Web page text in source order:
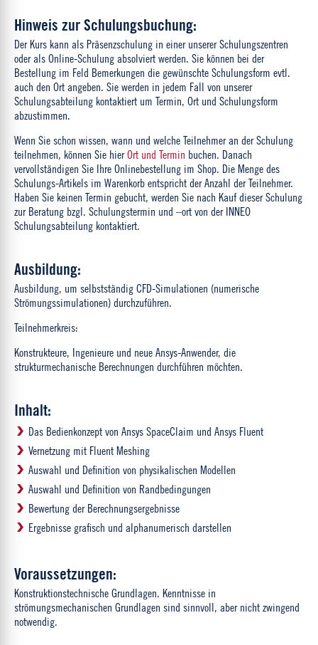
Hinweis zur Schulungsbuchung:
Der Kurs kann als Präsenzschulung in einer unserer Schulungszentren
oder als Online-Schulung absolviert werden. Sie können bei der
Bestellung im Feld Bemerkungen die gewünschte Schulungsform evtl.
auch den Ort angeben. Sie werden in jedem Fall von unserer
Schulungsabteilung kontaktiert um Termin, Ort und Schulungsform
abzustimmen.
Wenn Sie schon wissen, wann und welche Teilnehmer an der Schulung
teilnehmen, können Sie hierOrt und Termin buchen. Danach
vervollständigen Sie Ihre Onlinebestellung im Shop. Die Menge des
Schulungs-Artikels im Warenkorb entspricht der Anzahl der Teilnehmer.
Haben Sie keinen Termin gebucht, werden Sie nach Kauf dieser Schulung
zur Beratung bzgl. Schulungstermin und –ort von der INNEO
Schulungsabteilung kontaktiert.
Ausbildung:
Ausbildung, um selbstständig CFD-Simulationen (numerische
Strömungssimulationen) durchzuführen.
Teilnehmerkreis:
Konstrukteure, Ingenieure und neue Ansys-Anwender, die
strukturmechanische Berechnungen durchführen möchten.
Inhalt:
Das Bedienkonzept von Ansys SpaceClaim und Ansys Fluent
Vernetzung mit Fluent Meshing
Auswahl und Definition von physikalischen Modellen
Auswahl und Definition von Randbedingungen
Bewertung der Berechnungsergebnisse
Ergebnisse grafisch und alphanumerisch darstellen
Voraussetzungen:
Konstruktionstechnische Grundlagen. Kenntnisse in
strömungsmechanischen Grundlagen sind sinnvoll, aber nicht zwingend
notwendig.